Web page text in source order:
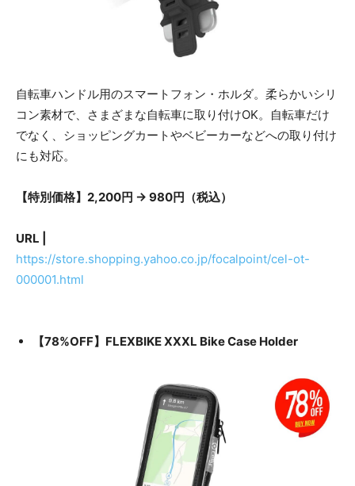
自転車ハンドル用のスマートフォン・ホルダ。柔らかいシリ
コン素材で、さまざまな自転車に取り付けOK。自転車だけ
でなく、ショッピングカートやベビーカーなどへの取り付け
にも対応。
【特別価格】2,200円 → 980円（税込）
URL |
https://store.shopping.yahoo.co.jp/focalpoint/cel-ot-
000001.html
【78%OFF】FLEXBIKE XXXL Bike Case Holder